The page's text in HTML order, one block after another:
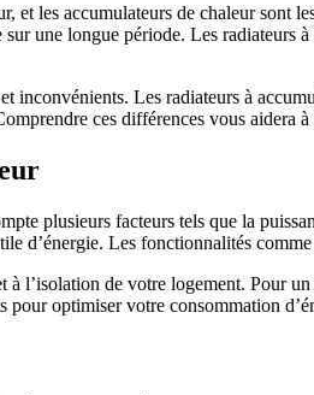
et les accumulateurs de chaleur sont
une longue période. Les
inconvénients. Les radiateurs à
ces différences vous
plusieurs facteurs tels que la
d’énergie. Les fonctionnalités
l’isolation de votre logement. Pour
pour optimiser votre consommation